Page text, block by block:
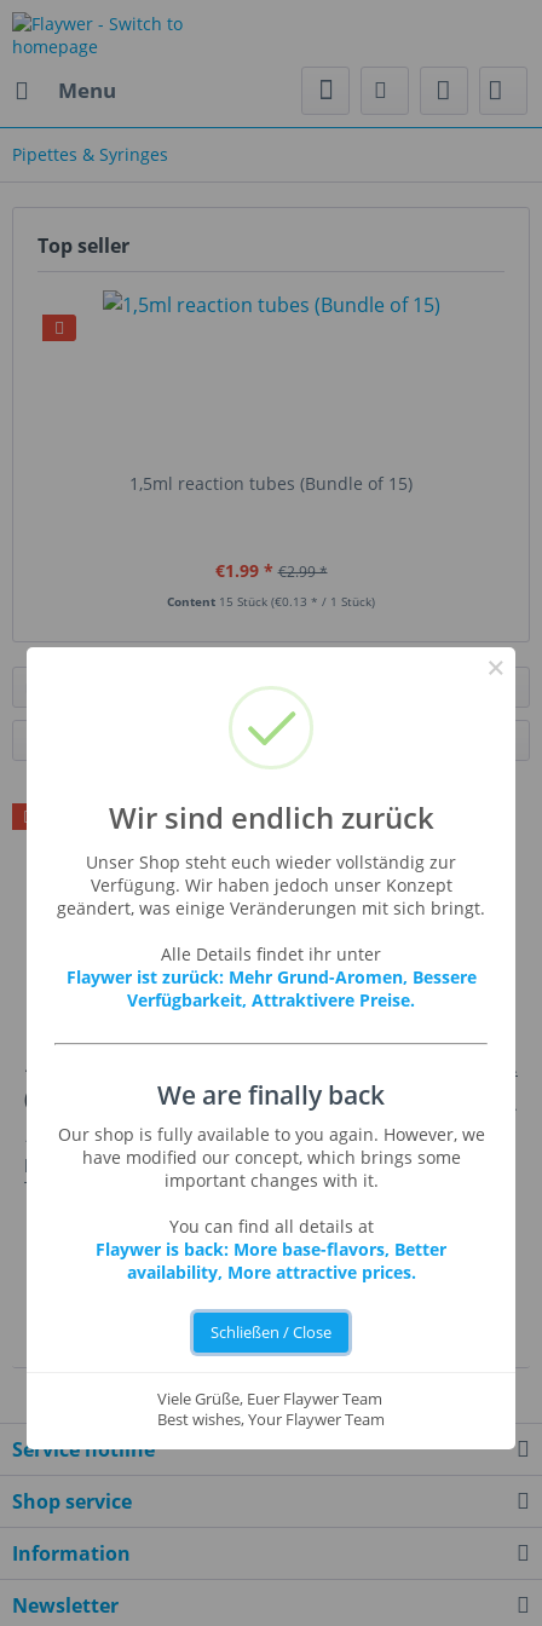
Menu
Pipettes & Syringes
Top seller
1,5ml reaction tubes (Bundle of 15)
€1.99 * €2.99 *
Content 15 Stück (€0.13 * / 1 Stück)
1,5ml reaction tubes
(Bundle of 15)
€2.99 *
Content15 Stück
15 Reaktionsgefäße mit einem Volumen von 1,5ml. Diese
kleinen Behälter sind ideal zur Aufbewahrung und zum
Transport kleinerer Mengen Flüssigkeit.
See details
Add to shopping cart
Service hotline
Shop service
Information
Newsletter
×
Wir sind endlich zurück
Unser Shop steht euch wieder vollständig zur
Verfügung. Wir haben jedoch unser Konzept
geändert, was einige Veränderungen mit sich bringt.
Alle Details findet ihr unter
Flaywer ist zurück: Mehr Grund-Aromen, Bessere
Verfügbarkeit, Attraktivere Preise.
We are finally back
Our shop is fully available to you again. However, we
have modified our concept, which brings some
important changes with it.
You can find all details at
Flaywer is back: More base-flavors, Better
availability, More attractive prices.
Schließen / Close
Viele Grüße, Euer Flaywer Team
Best wishes, Your Flaywer Team